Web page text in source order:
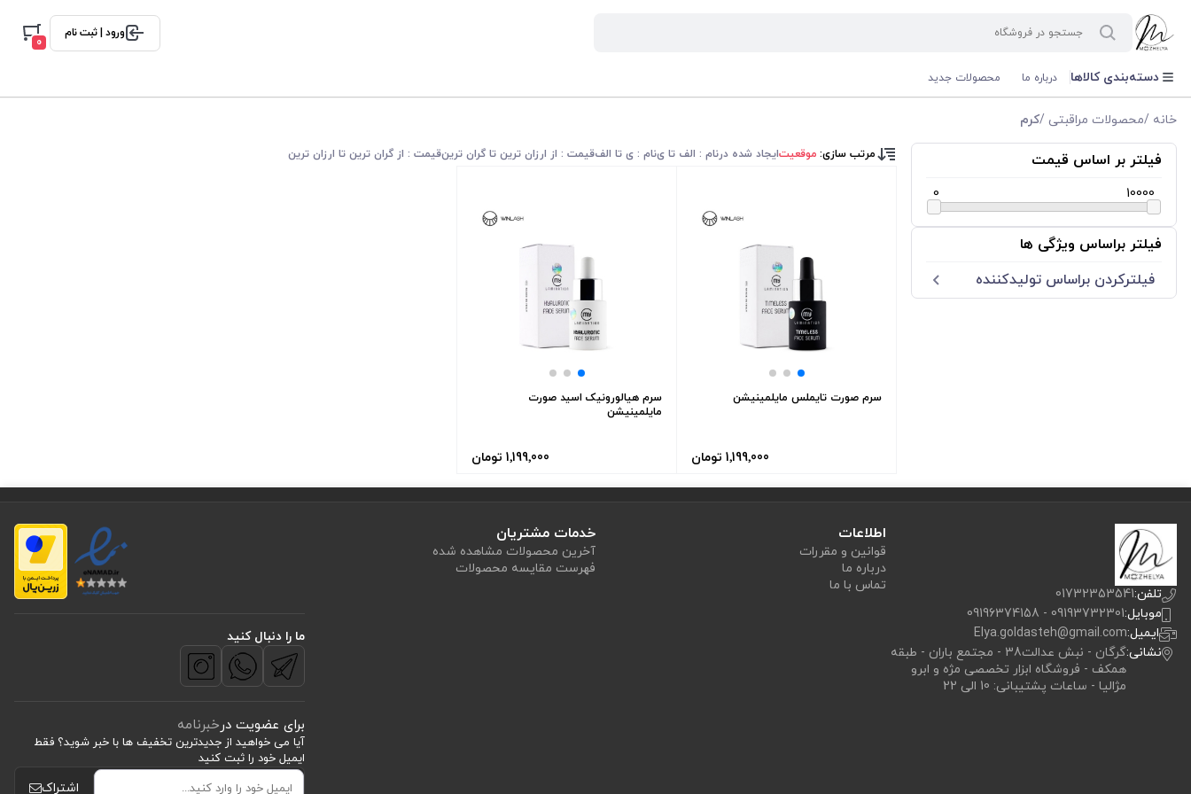
ورود | ثبت نام
0
دسته‌بندی کالاها درباره ما محصولات جدید
خانه /محصولات مراقبتی /کرم
فیلتر بر اساس قیمت
0 10000
فیلتر براساس ویژگی ها
فیلترکردن براساس تولید‌کننده
مرتب سازی: موقعیتایجاد شده درنام : الف تا ینام : ی تا الفقیمت : از ارزان ترین تا گران ترینقیمت : از گران ترین تا ارزان ترین
سرم صورت تایملس مایلمینیشن
1٬199٬000 تومان
سرم هیالورونیک اسید صورت
مایلمینیشن
1٬199٬000 تومان
تلفن:01732353541
موبایل:09193732301 - 09196374158
ایمیل:Elya.goldasteh@gmail.com
نشانی:
گرگان - نبش عدالت38 - مجتمع باران - طبقه
همکف - فروشگاه ابزار تخصصی مژه و ابرو
مژالیا - ساعات پشتیبانی: 10 الی 22
اطلاعات
قوانین و مقررات
درباره ما
تماس با ما
خدمات مشتریان
آخرین محصولات مشاهده شده
فهرست مقایسه محصولات
ما را دنبال کنید
برای عضویت درخبرنامه
آیا می خواهید از جدید‌ترین تخفیف‌ ها با‌ خبر شوید؟ فقط
ایمیل خود را ثبت کنید
اشتراک